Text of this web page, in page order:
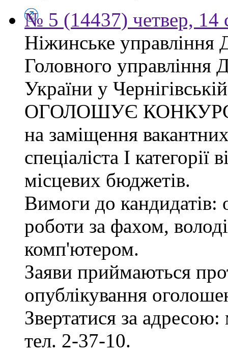
№ 5 (14437) четвер, 14
Ніжинське управління
Головного управління
України у
ОГОЛОШУЄ
на заміщення
спеціаліста І
місцевих бюджетів.
Вимоги до кандидатів:
роботи за фахом,
комп'ютером.
Заяви приймаються
опублікування
Звертатися за
тел. 2-37-10.